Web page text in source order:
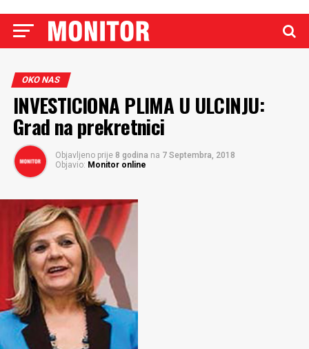
OKO NAS
INVESTICIONA PLIMA U ULCINJU:
Grad na prekretnici
Objavljeno prije 8 godina na 7 Septembra, 2018
Objavio: Monitor online